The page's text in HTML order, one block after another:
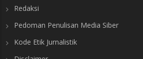
Redaksi
Pedoman Penulisan Media Siber
Kode Etik Jurnalistik